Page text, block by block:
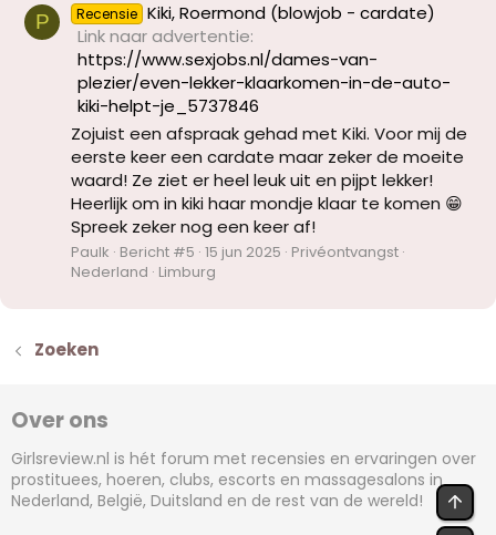
P Recensie Kiki, Roermond (blowjob - cardate)
Link naar advertentie
https://www.sexjobs.nl/dames-van-
plezier/even-lekker-klaarkomen-in-de-auto-
kiki-helpt-je_5737846
Zojuist een afspraak gehad met Kiki. Voor mij de
eerste keer een cardate maar zeker de moeite
waard! Ze ziet er heel leuk uit en pijpt lekker!
Heerlijk om in kiki haar mondje klaar te komen 😁
Spreek zeker nog een keer af!
Paulk Bericht #5 15 jun 2025 Privéontvangst
Nederland Limburg
Zoeken
Over ons
Girlsreview.nl is hét forum met recensies en ervaringen over
prostituees, hoeren, clubs, escorts en massagesalons in
Nederland, België, Duitsland en de rest van de wereld!